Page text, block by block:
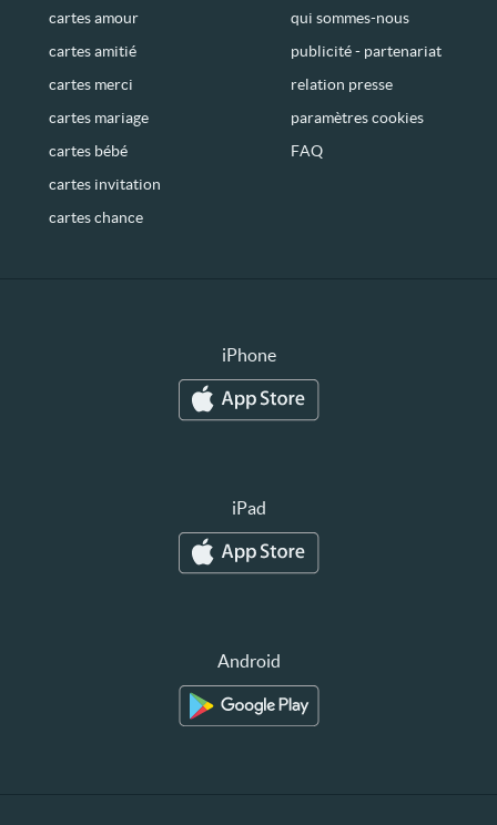
cartes amour
cartes amitié
cartes merci
cartes mariage
cartes bébé
cartes invitation
cartes chance
qui sommes-nous
publicité - partenariat
relation presse
paramètres cookies
FAQ
iPhone
iPad
Android